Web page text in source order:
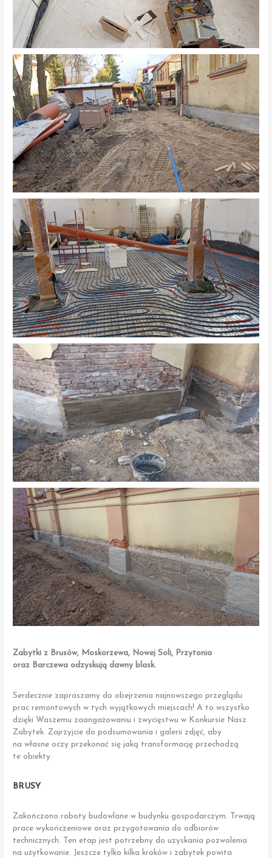
Zabytki z Brusów, Moskorzewa, Nowej Soli, Przytonia
oraz Barczewa odzyskują dawny blask.
Serdecznie zapraszamy do obejrzenia najnowszego przeglądu
prac remontowych w tych wyjątkowych miejscach! A to wszystko
dzięki Waszemu zaangażowaniu i zwycięstwu w Konkursie Nasz
Zabytek. Zajrzyjcie do podsumowania i galerii zdjęć, aby
na własne oczy przekonać się jaką transformację przechodzą
te obiekty.
BRUSY
Zakończono roboty budowlane w budynku gospodarczym. Trwają
prace wykończeniowe oraz przygotowania do odbiorów
technicznych. Ten etap jest potrzebny do uzyskania pozwolenia
na użytkowanie. Jeszcze tylko kilka kroków i zabytek powita